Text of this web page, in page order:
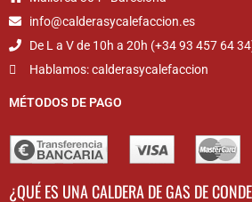
info@calderasycalefaccion.es
De L a V de 10h a 20h (+34 93 457 64
Hablamos: calderasycalefaccion
MÉTODOS DE PAGO
¿QUÉ ES UNA CALDERA DE GAS DE